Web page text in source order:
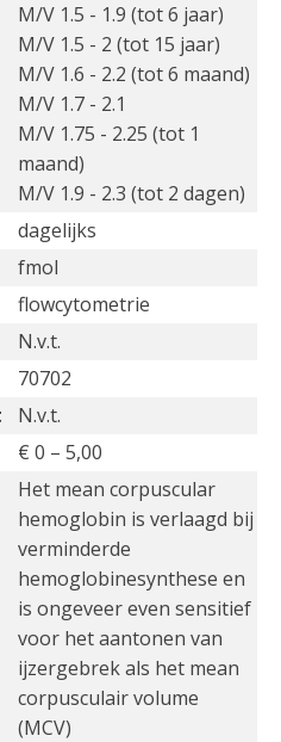
M/V 1.5 - 1.9 (tot 6 jaar)
M/V 1.5 - 2 (tot 15 jaar)
M/V 1.6 - 2.2 (tot 6 maand)
M/V 1.7 - 2.1
M/V 1.75 - 2.25 (tot 1
maand)
M/V 1.9 - 2.3 (tot 2 dagen)
dagelijks
fmol
flowcytometrie
N.v.t.
70702
N.v.t.
€ 0 – 5,00
Het mean corpuscular
hemoglobin is verlaagd bij
verminderde
hemoglobinesynthese en
is ongeveer even sensitief
voor het aantonen van
ijzergebrek als het mean
corpusculair volume
(MCV)